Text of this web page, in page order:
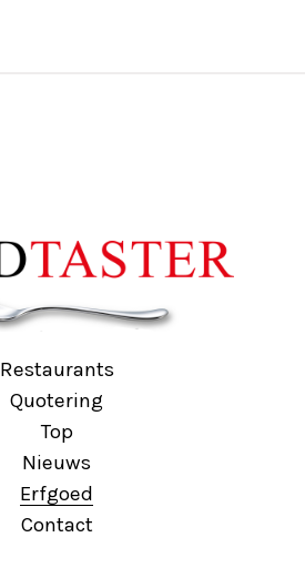
Restaurants
Quotering
Top
Nieuws
Erfgoed
Contact